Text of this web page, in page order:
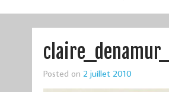
Posted on 2 juillet 2010